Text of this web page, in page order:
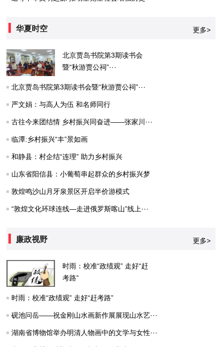
华夏时空 更多>
北京贾岛书院第3期读书会
暨“秋游贾公祠”···
北京贾岛书院第3期读书会暨“秋游贾公祠”···
严文娟：与高人为伍 和名师同行
古往今来团结情 乡村振兴同奋进——张家川···
临潭:乡村振兴“丰”景如画
和静县：村企结“连理” 助力乡村振兴
山东省阳信县：小葡萄串起群众的乡村振兴梦
敦煌鸣沙山月牙泉景区开启半价游模式
“敦煌文化环球连线—走进俄罗斯喀山”线上···
廉政视野 更多>
时雨：校准“政绩观” 走好“赶
考路”
时雨：校准“政绩观” 走好“赶考路”
砚池问岳——祝金刚山水画新作展展现山水艺···
湖南省博物馆举办明清人物画中的文学与女性···